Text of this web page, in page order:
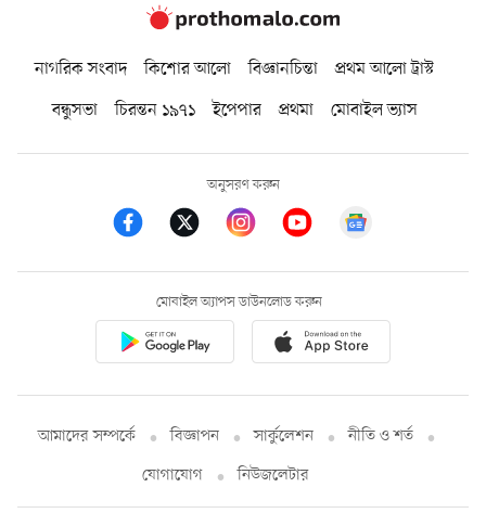
নাগরিক সংবাদ কিশোর আলো বিজ্ঞানচিন্তা
প্রথম আলো ট্রাস্ট
বন্ধুসভা
চিরন্তন ১৯৭১ ইপেপার প্রথমা মোবাইল ভ্যাস
অনুসরণ করুন
মোবাইল অ্যাপস ডাউনলোড করুন
আমাদের সম্পর্কে বিজ্ঞাপন সার্কুলেশন
নীতি ও শর্ত
যোগাযোগ
নিউজলেটার